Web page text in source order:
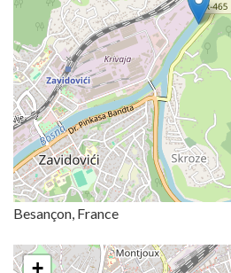
Besançon, France
+